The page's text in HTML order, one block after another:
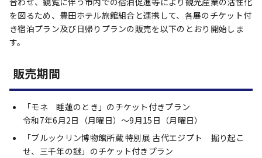
を図るため、豊田ホテル旅館組合と連携して、各展のチケット付
き宿泊プラン及び日帰りプランの販売を以下のとおり開始しま
す。
販売期間
「モネ 睡蓮のとき」のチケット付きプラン
令和7年6月2日（月曜日）～9月15日（月曜日）
「ブルックリン博物館所蔵 特別展 古代エジプト 掘り起こ
せ、三千年の謎」のチケット付きプラン